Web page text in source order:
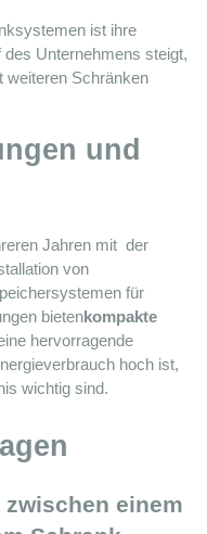
des Unternehmens steigt,
weiteren Schränken
und
Jahren mit der
bietenkompakte
hervorragende
hoch ist,
wichtig sind.
einem